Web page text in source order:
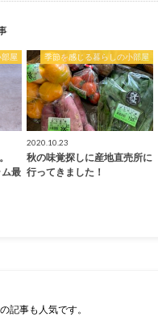
屋
ム最
季節を感じる暮らしの小部屋
2020.10.23
秋の味覚探しに産地直売所に
行ってきました！
記事も人気です。